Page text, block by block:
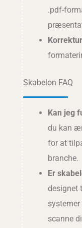
.pdf-
Skabelon FAQ
Kan jeg
du kan
for at
branche.
Er
designet
systemer
scanne